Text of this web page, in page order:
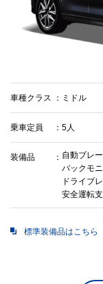
車種クラス ミドル
乗車定員 5人
装備品
自動ブレ
バックモ
ドライブ
安全運転
標準装備品はこちら